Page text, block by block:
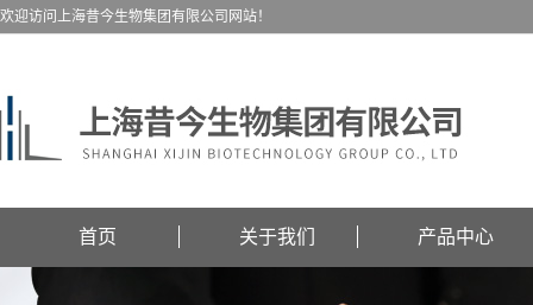
欢迎访问上海昔今生物集团有限公司网站！
首页 关于我们 产品中心